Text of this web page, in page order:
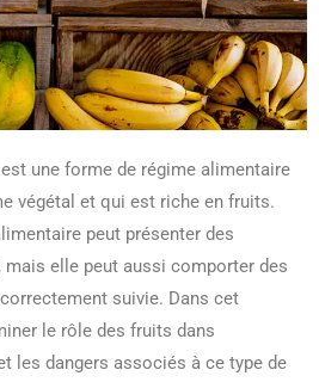
une forme de régime alimentaire
végétal et qui est riche en fruits.
peut présenter des
mais elle peut aussi comporter des
suivie. Dans cet
le rôle des fruits dans
les dangers associés à ce type de